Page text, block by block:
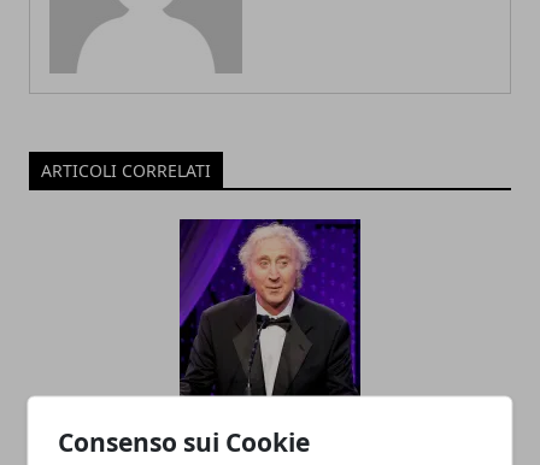
Consenso sui Cookie
ARTICOLI CORRELATI
Gene Wilder è morto ascoltando "